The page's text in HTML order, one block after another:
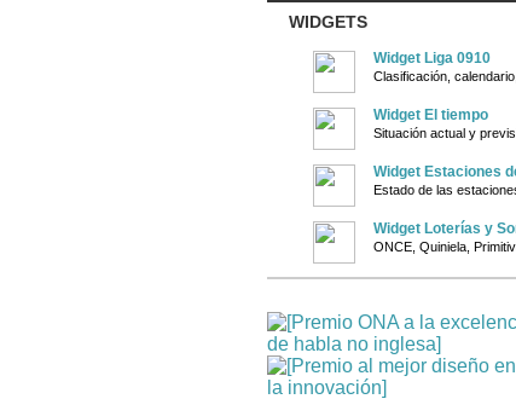
WIDGETS
Widget Liga 0910
Clasificación,
Widget El tiempo
Situación actual y
Widget Estaciones
Estado de las
Widget Loterías y
ONCE, Quiniela,